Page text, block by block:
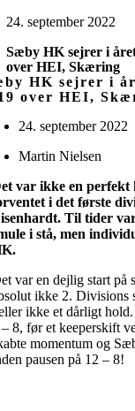
24. september 2022
Sæby HK sejrer i
over HEI, Skæring
HK sejrer i
over HEI,
24. september 2022
Martin Nielsen
var ikke en
i det første
Til tider
i stå, men
var en dejlig start på
ikke 2. Divisions
ikke et dårligt
8, før et keeperskift
momentum og
pausen på 12 – 8!